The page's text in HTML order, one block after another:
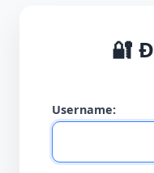
🔐
Username: